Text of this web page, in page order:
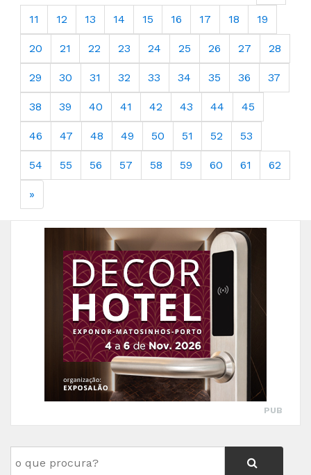
11 12 13 14 15 16 17 18 19
20 21 22 23 24 25 26 27 28
29 30 31 32 33 34 35 36 37
38 39 40 41 42 43 44 45
46 47 48 49 50 51 52 53
54 55 56 57 58 59 60 61 62
»
PUB